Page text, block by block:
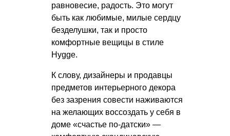
равновесие, радость. Это могут
быть как любимые, милые сердцу
безделушки, так и просто
комфортные вещицы в стиле
Hygge.
К слову, дизайнеры и продавцы
предметов интерьерного декора
без зазрения совести наживаются
на желающих воссоздать у себя в
доме «счастье по-датски» —